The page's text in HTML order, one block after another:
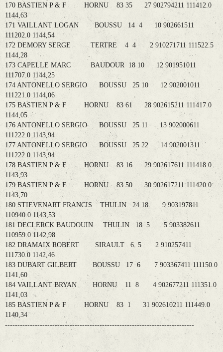
170 BASTIEN P & F HORNU 83 35 27 902794211 111412.0
1144,63
171 VAILLANT LOGAN BOUSSU 14 4 10 902661511
111202.0 1144,54
172 DEMORY SERGE TERTRE 4 4 2 910271711 111522.5
1144,28
173 CAPELLE MARC BAUDOUR 18 10 12 901951011
111707.0 1144,25
174 ANTONELLO SERGIO BOUSSU 25 10 12 902001011
111221.0 1144,06
175 BASTIEN P & F HORNU 83 61 28 902615211 111417.0
1144,05
176 ANTONELLO SERGIO BOUSSU 25 11 13 902000611
111222.0 1143,94
177 ANTONELLO SERGIO BOUSSU 25 22 14 902001311
111222.0 1143,94
178 BASTIEN P & F HORNU 83 16 29 902617611 111418.0
1143,93
179 BASTIEN P & F HORNU 83 50 30 902617211 111420.0
1143,70
180 STIEVENART FRANCIS THULIN 24 18 9 903197811
110940.0 1143,53
181 DECLERCK BAUDOUIN THULIN 18 5 5 903382611
110959.0 1142,98
182 DRAMAIX ROBERT SIRAULT 6 5 2 910257411
111730.0 1142,46
183 DUBART GILBERT BOUSSU 17 6 7 903367411 111150.0
1141,60
184 VAILLANT BRYAN HORNU 11 8 4 902677211 111351.0
1141,03
185 BASTIEN P & F HORNU 83 1 31 902610211 111449.0
1140,34
----------------------------------------------------------------------------